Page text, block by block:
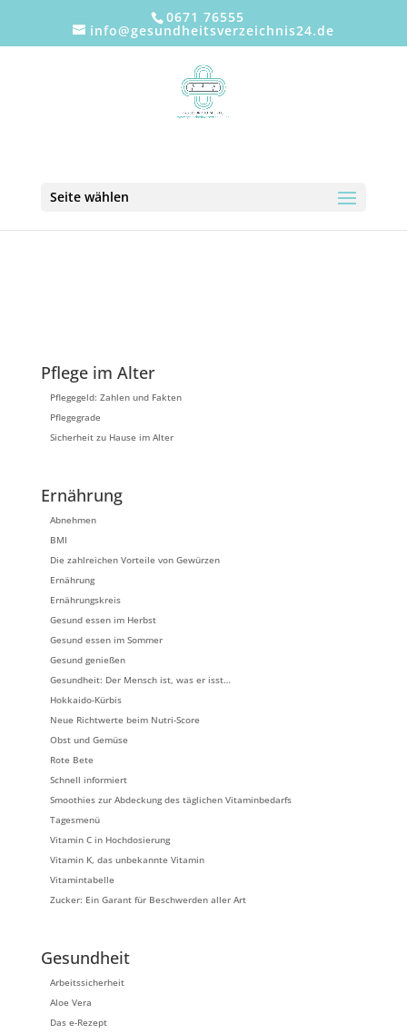
0671 76555
info@gesundheitsverzeichnis24.de
Seite wählen
Pflege im Alter
Pflegegeld: Zahlen und Fakten
Pflegegrade
Sicherheit zu Hause im Alter
Ernährung
Abnehmen
BMI
Die zahlreichen Vorteile von Gewürzen
Ernährung
Ernährungskreis
Gesund essen im Herbst
Gesund essen im Sommer
Gesund genießen
Gesundheit: Der Mensch ist, was er isst…
Hokkaido-Kürbis
Neue Richtwerte beim Nutri-Score
Obst und Gemüse
Rote Bete
Schnell informiert
Smoothies zur Abdeckung des täglichen Vitaminbedarfs
Tagesmenü
Vitamin C in Hochdosierung
Vitamin K, das unbekannte Vitamin
Vitamintabelle
Zucker: Ein Garant für Beschwerden aller Art
Gesundheit
Arbeitssicherheit
Aloe Vera
Das e-Rezept